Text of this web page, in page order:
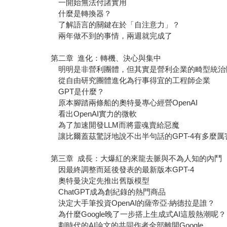
一開始無法付諸實用
什麼是轉換器？
了解語言的關鍵在於「自注意力」？
兩年做不到的事情，兩週就完成了
第二章 進化：轉機、決心與集中
明明是非營利團體，但其實是營利企業的畸型統治
從自由研究團體進化為行事得宜的工程師企業
GPT是什麼？
原本腳踏兩條船的奧特曼專心經營OpenAI
看出OpenAI實力的微軟
為了加速開發LLM而將靈魂賣給惡魔
讓比爾蓋茲驚訝地說不出半句話的GPT-4有多麼厲
第三章 成長：大爆紅的來龍去脈與不為人知的內鬥
因最終調整而延後發表的最新版本GPT-4
奧特曼決定先推出舊版模型
ChatGPT成為創紀錄的熱門商品
決定大手筆投資OpenAI的薩帝亞‧納德拉是誰？
為什麼Google晚了一步搭上生成式AI這股熱潮呢？
劃時代的AI論文的共同作者全部離開Google